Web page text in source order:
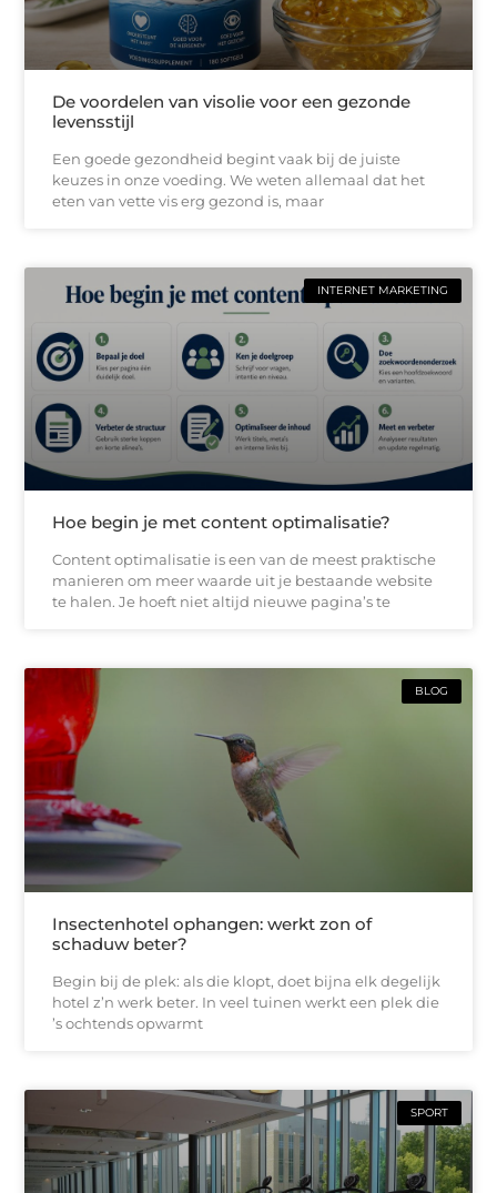
De voordelen van visolie voor een gezonde
levensstijl
Een goede gezondheid begint vaak bij de juiste
keuzes in onze voeding. We weten allemaal dat het
eten van vette vis erg gezond is, maar
INTERNET MARKETING
Hoe begin je met content optimalisatie?
Content optimalisatie is een van de meest praktische
manieren om meer waarde uit je bestaande website
te halen. Je hoeft niet altijd nieuwe pagina’s te
BLOG
Insectenhotel ophangen: werkt zon of
schaduw beter?
Begin bij de plek: als die klopt, doet bijna elk degelijk
hotel z’n werk beter. In veel tuinen werkt een plek die
’s ochtends opwarmt
SPORT